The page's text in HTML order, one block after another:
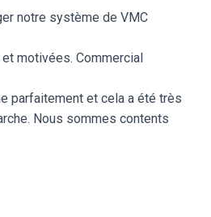
notre système de VMC
motivées. Commercial
parfaitement et cela a été très
Nous sommes contents